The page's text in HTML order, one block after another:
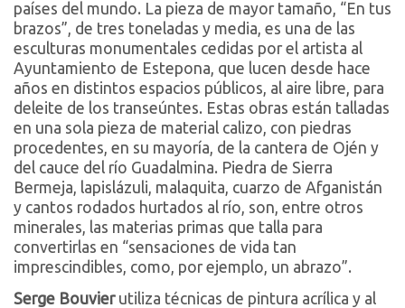
países del mundo. La pieza de mayor tamaño, “En tus
brazos”, de tres toneladas y media, es una de las
esculturas monumentales cedidas por el artista al
Ayuntamiento de Estepona, que lucen desde hace
años en distintos espacios públicos, al aire libre, para
deleite de los transeúntes. Estas obras están talladas
en una sola pieza de material calizo, con piedras
procedentes, en su mayoría, de la cantera de Ojén y
del cauce del río Guadalmina. Piedra de Sierra
Bermeja, lapislázuli, malaquita, cuarzo de Afganistán
y cantos rodados hurtados al río, son, entre otros
minerales, las materias primas que talla para
convertirlas en “sensaciones de vida tan
imprescindibles, como, por ejemplo, un abrazo”.
Serge Bouvierutiliza técnicas de pintura acrílica y al